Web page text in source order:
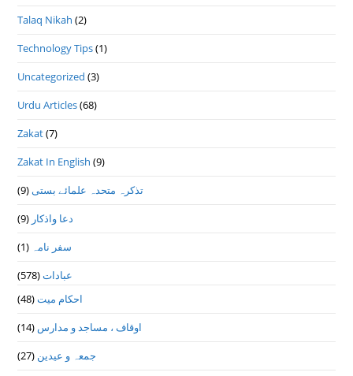
Talaq Nikah (2)
Technology Tips(1)
Uncategorized (3)
Urdu Articles(68)
Zakat(7)
Zakat In English (9)
تذكرہ متحدہ علمائے بستى(9)
دعا واذكار (9)
سفر نامہ (1)
عبادات(578)
احکام میت(48)
اوقاف ، مساجد و مدارس (14)
جمعہ و عیدین (27)